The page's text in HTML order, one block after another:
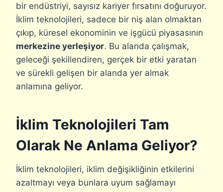
bir endüstriyi, sayısız kariyer fırsatını doğuruyor.
İklim teknolojileri, sadece bir niş alan olmaktan
çıkıp, küresel ekonominin ve işgücü piyasasının
merkezine yerleşiyor. Bu alanda çalışmak,
geleceği şekillendiren, gerçek bir etki yaratan
ve sürekli gelişen bir alanda yer almak
anlamına geliyor.
İklim Teknolojileri Tam
Olarak Ne Anlama Geliyor?
İklim teknolojileri, iklim değişikliğinin etkilerini
azaltmayı veya bunlara uyum sağlamayı